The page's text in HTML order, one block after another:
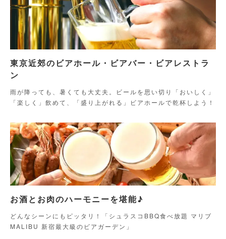
東京近郊のビアホール・ビアバー・ビアレストラ
ン
雨が降っても、暑くても大丈夫。ビールを思い切り「おいしく」
「楽しく」飲めて、「盛り上がれる」ビアホールで乾杯しよう！
お酒とお肉のハーモニーを堪能♪
どんなシーンにもピッタリ！「シュラスコBBQ食べ放題 マリブ
MALIBU 新宿最大級のビアガーデン」